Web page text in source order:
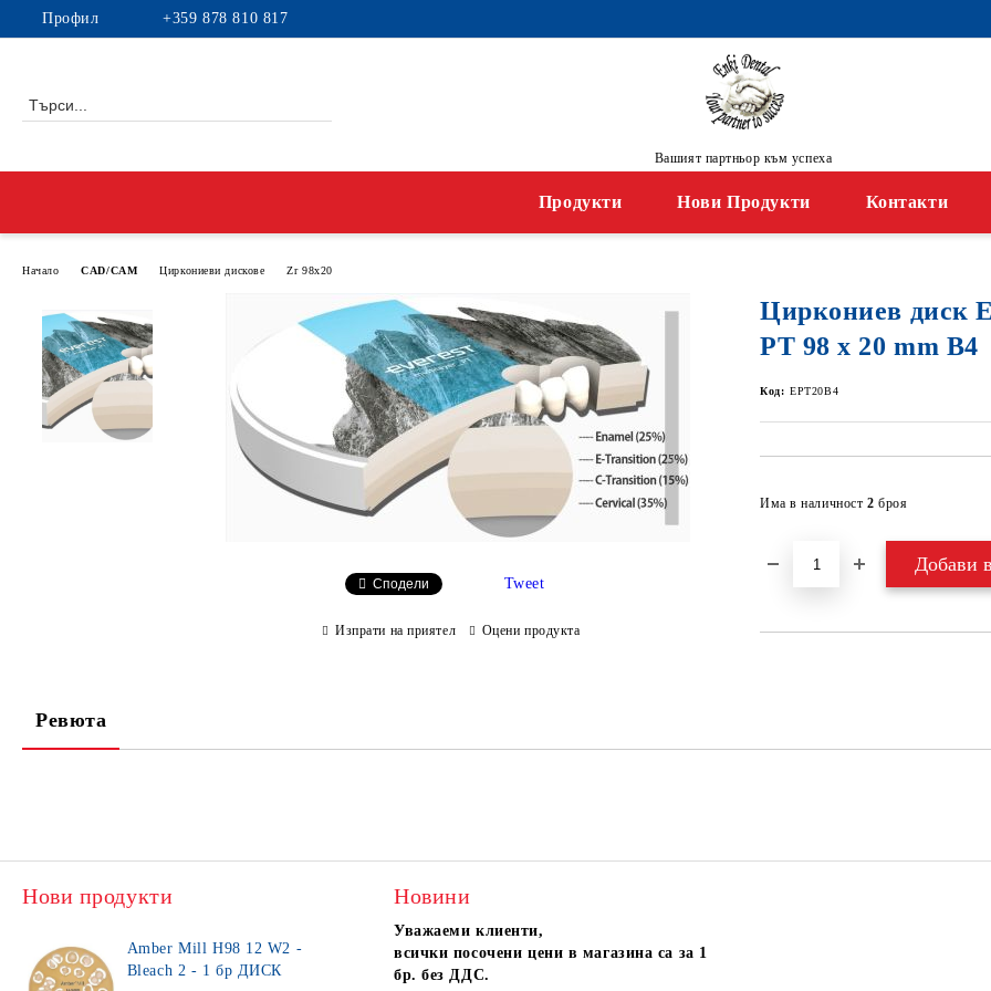
Профил +359 878 810 817
Вашият партньор към успеха
Продукти Нови Продукти Контакти
Начало CAD/CAM Циркониеви дискове Zr 98x20
Циркониев диск
PT 98 x 20 mm B4
Код: EPT20B4
Има в наличност 2 броя
Сподели Tweet
Изпрати на приятел Оцени продукта
Ревюта
Нови продукти
Amber Mill H98 12 W2 -
Bleach 2 - 1 бр ДИСК
Новини
Уважаеми клиенти,
всички посочени цени в магазина са за 1
бр. без ДДС.